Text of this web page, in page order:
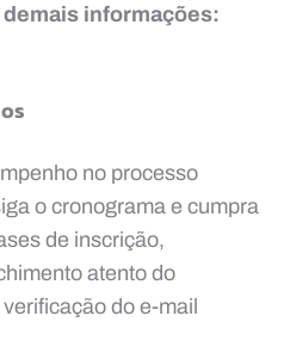
informações:
no processo
o cronograma e cumpra
de inscrição,
atento do
do e-mail